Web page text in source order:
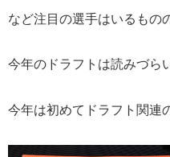
など注目の選手はいるもの
今年のドラフトは読みづら
今年は初めてドラフト関連